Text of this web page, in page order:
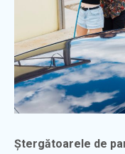
Ștergătoarele de